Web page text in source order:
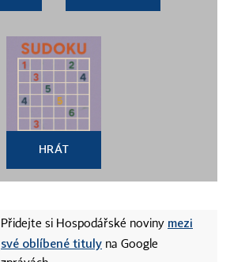
HRÁT
Přidejte si Hospodářské noviny mezi
své oblíbené tituly na Google